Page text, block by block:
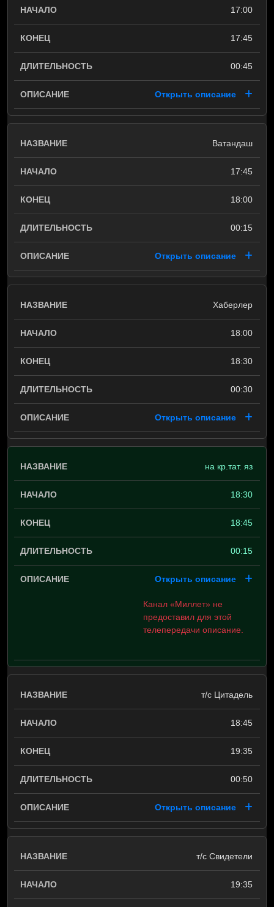
17:00
17:45
00:45
Открыть описание
Ватандаш
17:45
18:00
00:15
Открыть описание
Хаберлер
18:00
18:30
00:30
Открыть описание
на кр.тат. яз
18:30
18:45
00:15
Открыть описание
Канал «Миллет» не
предоставил для этой
телепередачи описание.
т/с Цитадель
18:45
19:35
00:50
Открыть описание
т/с Свидетели
19:35